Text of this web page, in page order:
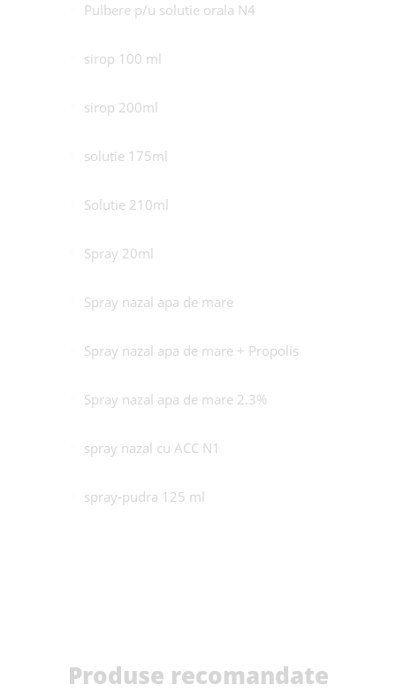
Pulbere p/u solutie orala N4
sirop 100 ml
sirop 200ml
solutie 175ml
Solutie 210ml
Spray 20ml
Spray nazal apa de mare
Spray nazal apa de mare + Propolis
Spray nazal apa de mare 2.3%
spray nazal cu ACC N1
spray-pudra 125 ml
Produse recomandate